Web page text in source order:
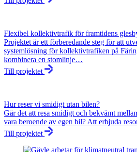
Flexibel kollektivtrafik för framtidens
Projektet är ett förberedande steg för att
systemlösning för kollektivtrafiken på
kombinera en stomlinje…
Till projektet
Hur reser vi smidigt utan bilen?
Går det att resa smidigt och bekvämt
vara beroende av egen bil? Att erbjuda
Till projektet